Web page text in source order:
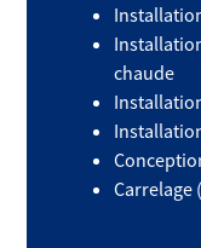
chaude
Carrelage